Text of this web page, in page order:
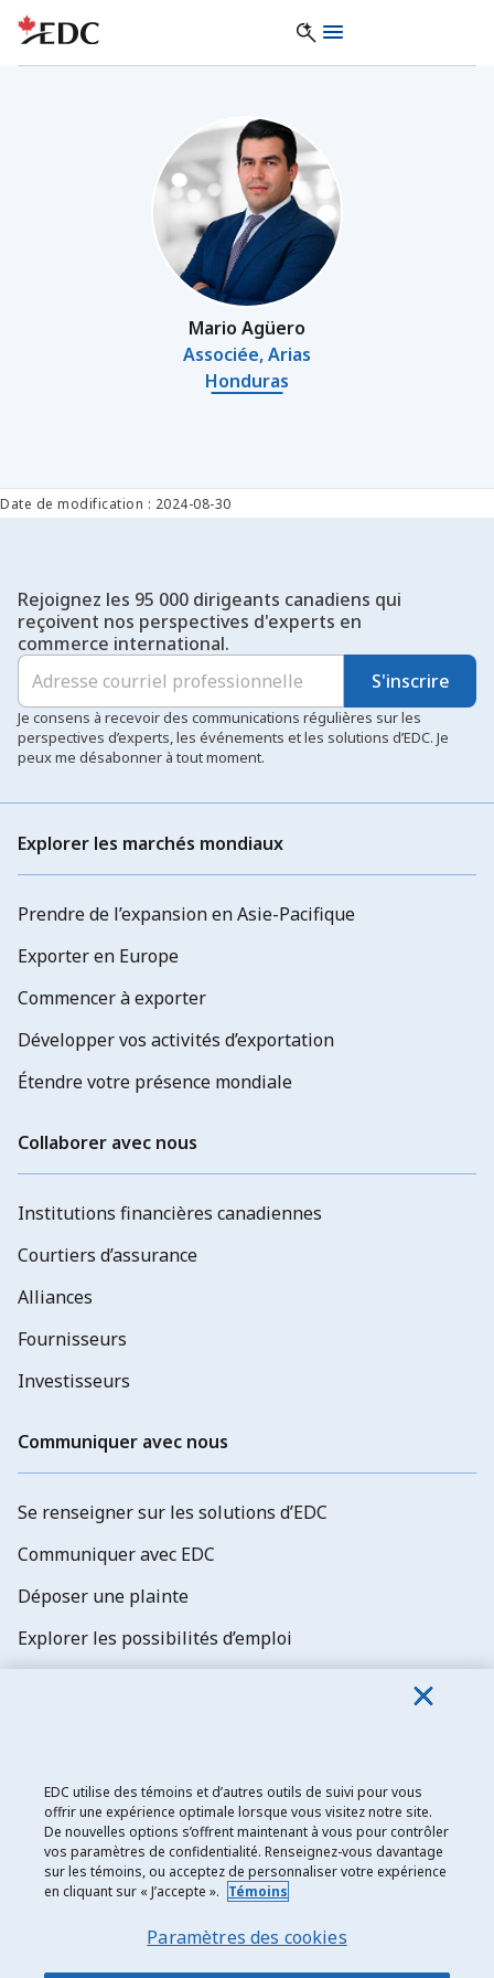
Mario Agüero
Associée, Arias
Honduras
Date de modification : 2024-08-30
Rejoignez les 95 000 dirigeants canadiens qui
reçoivent nos perspectives d'experts en
commerce international.
S'inscrire
Je consens à recevoir des communications régulières sur les
perspectives d’experts, les événements et les solutions d’EDC. Je
peux me désabonner à tout moment.
Explorer les marchés mondiaux
Prendre de l’expansion en Asie-Pacifique
Exporter en Europe
Commencer à exporter
Développer vos activités d’exportation
Étendre votre présence mondiale
Collaborer avec nous
Institutions financières canadiennes
Courtiers d’assurance
Alliances
Fournisseurs
Investisseurs
Communiquer avec nous
Se renseigner sur les solutions d’EDC
Communiquer avec EDC
Déposer une plainte
Explorer les possibilités d’emploi
Exportation et développement Canada
Énoncé de confidentialité
EDC utilise des témoins et d’autres outils de suivi pour vous
offrir une expérience optimale lorsque vous visitez notre site.
De nouvelles options s’offrent maintenant à vous pour contrôler
vos paramètres de confidentialité. Renseignez-vous davantage
sur les témoins, ou acceptez de personnaliser votre expérience
en cliquant sur « J’accepte ». Témoins
Paramètres des cookies